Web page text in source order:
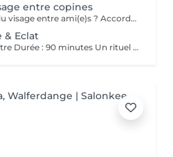
entre copines
Envie de pratiquer le yoga du visage entre ami(e)s ? Accordez-vous un moment de détente et de partage, tout en apprenant les pratiques de Yoga facial et de l'automassage. Des solutions naturelles et efficaces pour tonifier, lisser, restructurer le visage, et raviver l'éclat. Franciane adapte le contenu du cours selon votre tranche d'âge, vos préoccupations et envies. Les cours collectifs sont proposés pour des groupes de 3 à 10 personnes. Prix dégressif à partir de 5 participantes Cours de 60 minutes en présentiel chez F'Care Studio, 22 rue de Bruxelles, L-8223 Mamer (Luxembourg).
& Eclat
Soin holistique visage & ventre Durée : 90 minutes Un rituel profondément rééquilibrant qui relie le ventre, le visage et le système nerveux pour libérer les tensions accumulées, alléger le corps et révéler l'éclat naturel du visage. Le Rituel F'Care Harmonie & Éclat débute par un massage abdominal inspiré du Chi Nei Tsang, associé à des techniques de drainage et de travail manuel profond visant à relâcher les tensions physiques et émotionnelles logées dans le ventre. Cette première étape favorise une sensation de légèreté, améliore la circulation et invite le corps à un profond lâcher-prise. Le soin se poursuit avec un massage de la nuque, du cuir chevelu et un massage Face Sculpting sur mesure du visage., Les tensions musculaires se relâchent, les traits se défatiguent, les volumes du visage retrouvent davantage d'harmonie et la peau révèle un éclat plus frais et lumineux. Chaque séance est adaptée aux besoins du moment afin d'accompagner le visage et le corps vers un équilibre plus global. Bienfaits du rituel : Libération des tensions abdominales et émotionnelles Sensation de légèreté et de fluidité dans le corps Relâchement des tensions du visage, de la nuque et des trapèzes Drainage et stimulation de la circulation Traits plus détendus et visage plus lumineux Soutien de l'équilibre global du corps et du système nerveux Résultat : Le ventre se relâche, la respiration devient plus fluide, le visage retrouve de la douceur et de l'éclat. Le corps s'allège, l'esprit s'apaise et une sensation profonde d'harmonie intérieure s'installe.